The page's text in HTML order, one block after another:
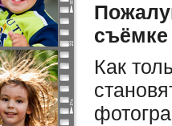
съёмке
Как